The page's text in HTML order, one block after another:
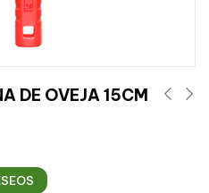
DE OVEJA 15CM